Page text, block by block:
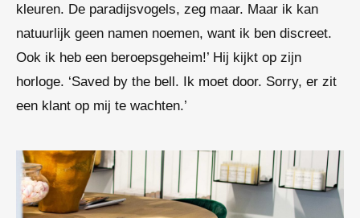
kleuren. De paradijsvogels, zeg maar. Maar ik kan
natuurlijk geen namen noemen, want ik ben discreet.
Ook ik heb een beroepsgeheim!’ Hij kijkt op zijn
horloge. ‘Saved by the bell. Ik moet door. Sorry, er zit
een klant op mij te wachten.’